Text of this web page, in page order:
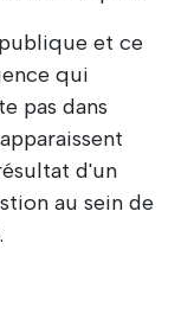
et ce
qui
pas dans
d'un
au sein de